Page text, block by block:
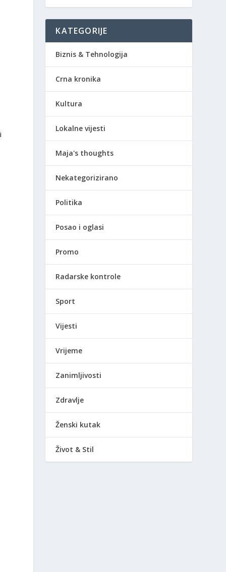
KATEGORIJE
Biznis & Tehnologija
Crna kronika
Kultura
Lokalne vijesti
Maja's thoughts
Nekategorizirano
Politika
Posao i oglasi
Promo
Radarske kontrole
Sport
Vijesti
Vrijeme
Zanimljivosti
Zdravlje
Ženski kutak
Život & Stil